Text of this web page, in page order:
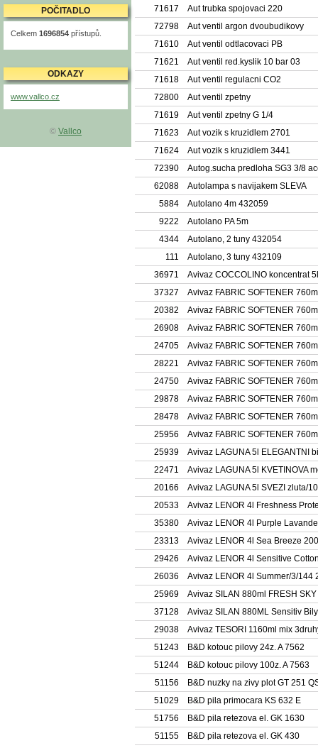
71617
Aut trubka spojovaci 220
72798
Aut ventil argon dvoubudikovy
71610
Aut ventil odtlacovaci PB
71621
Aut ventil red.kyslik 10 bar 03
71618
Aut ventil regulacni CO2
72800
Aut ventil zpetny
71619
Aut ventil zpetny G 1/4
71623
Aut vozik s kruzidlem 2701
71624
Aut vozik s kruzidlem 3441
72390
Autog.sucha predloha SG3 3/8
62088
Autolampa s navijakem SLEVA
5884
Autolano 4m 432059
9222
Autolano PA 5m
4344
Autolano, 2 tuny 432054
111
Autolano, 3 tuny 432109
36971
Avivaz COCCOLINO koncentrat 5l
37327
Avivaz FABRIC SOFTENER
20382
Avivaz FABRIC SOFTENER
26908
Avivaz FABRIC SOFTENER
24705
Avivaz FABRIC SOFTENER
28221
Avivaz FABRIC SOFTENER
24750
Avivaz FABRIC SOFTENER
29878
Avivaz FABRIC SOFTENER
28478
Avivaz FABRIC SOFTENER
25956
Avivaz FABRIC SOFTENER
25939
Avivaz LAGUNA 5l ELEGANTNI
22471
Avivaz LAGUNA 5l KVETINOVA
20166
Avivaz LAGUNA 5l SVEZI zluta/
20533
Avivaz LENOR 4l Freshness
35380
Avivaz LENOR 4l Purple
23313
Avivaz LENOR 4l Sea Breeze
29426
Avivaz LENOR 4l Sensitive
26036
Avivaz LENOR 4l Summer/3/144
25969
Avivaz SILAN 880ml FRESH SKY
37128
Avivaz SILAN 880ML Sensitiv Bily
29038
Avivaz TESORI 1160ml mix
51243
B&D kotouc pilovy 24z. A 7562
51244
B&D kotouc pilovy 100z. A 7563
51156
B&D nuzky na zivy plot GT 251
51029
B&D pila primocara KS 632 E
51756
B&D pila retezova el. GK 1630
51155
B&D pila retezova el. GK 430
POČITADLO
Celkem 1696854 přístupů.
ODKAZY
www.vallco.cz
© Vallco